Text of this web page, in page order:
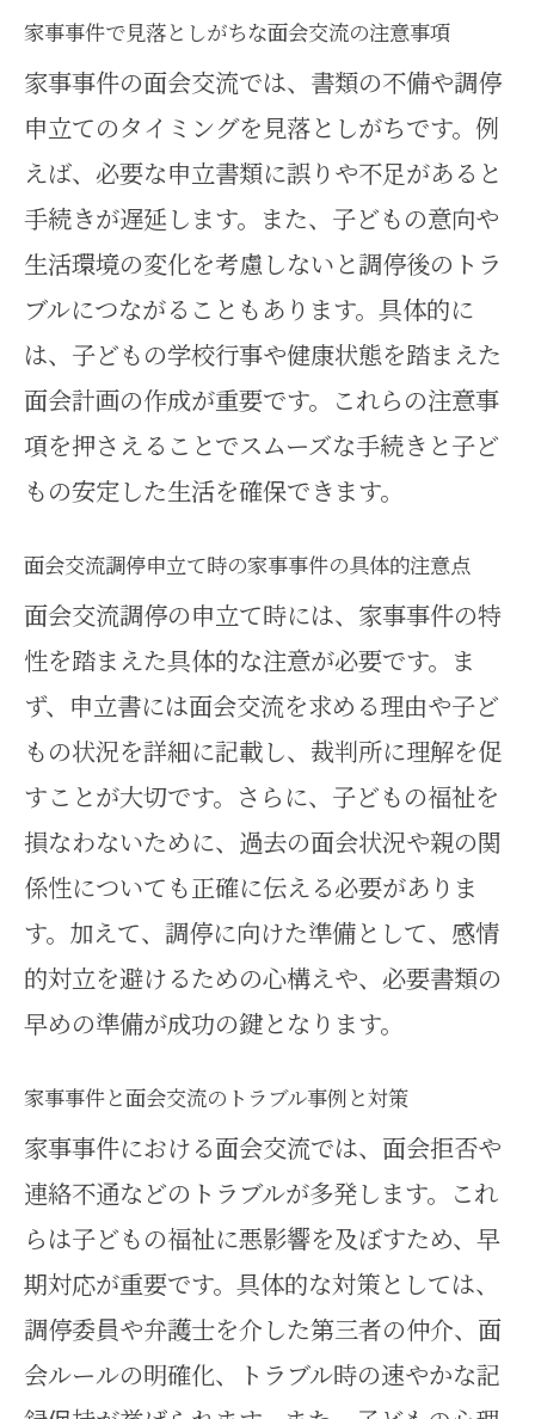
進める方法
面会交流手続きを家事事件でスム
ーズに進行
家事事件の経験から学ぶ面会交流
の安心策
家事事件で面会交流を実現するた
めの心構え
家事事件で見落としがちな面会交流の注意事項
家事事件の面会交流では、書類の不備や調停
申立てのタイミングを見落としがちです。例
えば、必要な申立書類に誤りや不足があると
手続きが遅延します。また、子どもの意向や
生活環境の変化を考慮しないと調停後のトラ
ブルにつながることもあります。具体的に
は、子どもの学校行事や健康状態を踏まえた
面会計画の作成が重要です。これらの注意事
項を押さえることでスムーズな手続きと子ど
もの安定した生活を確保できます。
面会交流調停申立て時の家事事件の具体的注意点
面会交流調停の申立て時には、家事事件の特
性を踏まえた具体的な注意が必要です。ま
ず、申立書には面会交流を求める理由や子ど
もの状況を詳細に記載し、裁判所に理解を促
すことが大切です。さらに、子どもの福祉を
損なわないために、過去の面会状況や親の関
係性についても正確に伝える必要がありま
す。加えて、調停に向けた準備として、感情
的対立を避けるための心構えや、必要書類の
早めの準備が成功の鍵となります。
家事事件と面会交流のトラブル事例と対策
家事事件における面会交流では、面会拒否や
連絡不通などのトラブルが多発します。これ
らは子どもの福祉に悪影響を及ぼすため、早
期対応が重要です。具体的な対策としては、
調停委員や弁護士を介した第三者の仲介、面
会ルールの明確化、トラブル時の速やかな記